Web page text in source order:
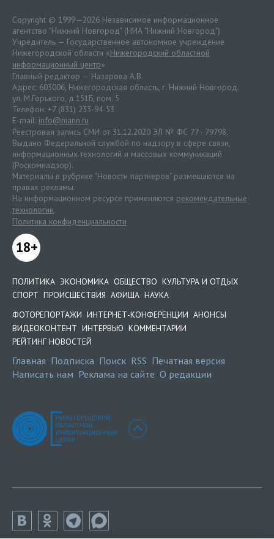
Copyright © 1999—2026 Независимое информационное
агентство "Нижний Новгород" (НИА "Нижний Новгород")
Учредитель — Государственное автономное учреждение
Нижегородской области «Нижегородский областной
информационный центр»
Главный редактор — Назарова А.В.
Адрес: 603006, Нижегородская область, г. Нижний Новгород.
ул. М.Горького, д.151Б, пом. 5
Телефон: +7 (831) 233-94-53
E-mail: info@niann.ru
Реестровая запись СМИ от 31.12.2020 ЭЛ № ФС 77 - 79798.
Выдано Федеральной службой по надзору в сфере связи,
информационных технологий и массовых коммуникаций
(Роскомнадзор).
Материалы в рубрике "Новости партнеров" размещаются на
правах рекламы.
На информационном ресурсе применяются рекомендательные
технологии.
Политика конфиденциальности
18+
ПОЛИТИКА ЭКОНОМИКА ОБЩЕСТВО КУЛЬТУРА И ОТДЫХ
СПОРТ ПРОИСШЕСТВИЯ АФИША НАУКА
ФОТОРЕПОРТАЖИ ИНТЕРНЕТ-КОНФЕРЕНЦИИ АНОНСЫ
ВИДЕОКОНТЕНТ ИНТЕРВЬЮ КОММЕНТАРИИ
РЕЙТИНГ НОВОСТЕЙ
Главная Подписка Поиск RSS Печатная версия
Написать нам Реклама на сайте О редакции